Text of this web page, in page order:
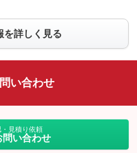
フロントカメラ
：装備あり
：装備あり
ルーフレール
：装備なし
：装備なし
を詳しく見る
い合わせ
・見積り依頼
問い合わせ